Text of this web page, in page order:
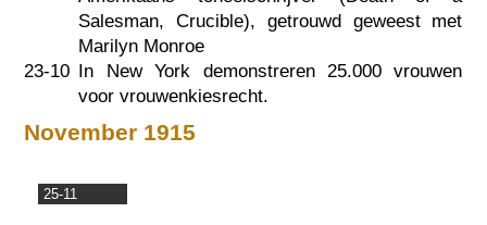
Salesman, Crucible), getrouwd geweest met
Marilyn Monroe
23-10 In New York demonstreren 25.000 vrouwen
voor vrouwenkiesrecht.
November 1915
25-11